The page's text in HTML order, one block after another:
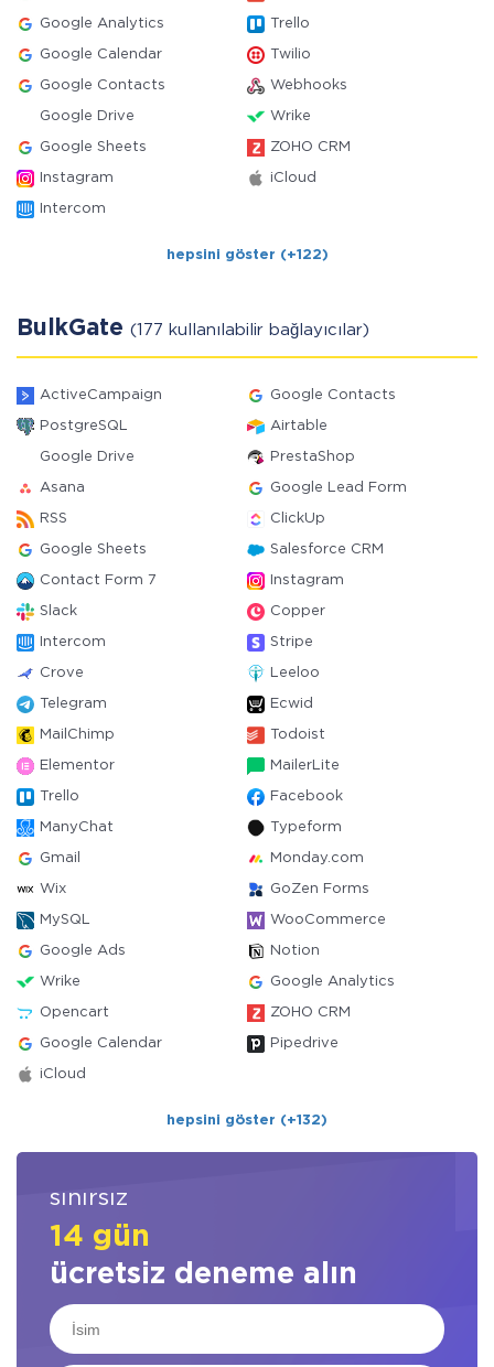
Google Analytics Trello
Google Calendar Twilio
Google Contacts Webhooks
Google Drive Wrike
Google Sheets ZOHO CRM
Instagram iCloud
Intercom
hepsini göster (+122)
BulkGate (177 kullanılabilir bağlayıcılar)
ActiveCampaign Google Contacts
PostgreSQL Airtable
Google Drive PrestaShop
Asana Google Lead Form
RSS ClickUp
Google Sheets Salesforce CRM
Contact Form 7 Instagram
Slack Copper
Intercom Stripe
Crove Leeloo
Telegram Ecwid
MailChimp Todoist
Elementor MailerLite
Trello Facebook
ManyChat Typeform
Gmail Monday.com
Wix GoZen Forms
MySQL WooCommerce
Google Ads Notion
Wrike Google Analytics
Opencart ZOHO CRM
Google Calendar Pipedrive
iCloud
hepsini göster (+132)
sınırsız
14 gün
ücretsiz deneme alın